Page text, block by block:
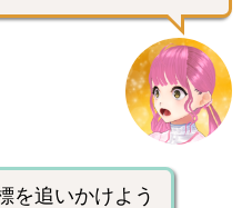
を追いかけよう